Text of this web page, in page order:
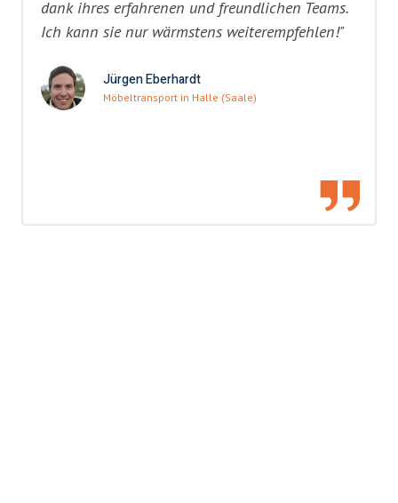
dank ihres erfahrenen und freundlichen Teams.
Ich kann sie nur wärmstens weiterempfehlen!"
Jürgen Eberhardt
Möbeltransport in Halle (Saale)